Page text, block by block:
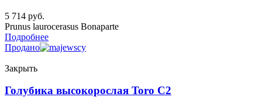
5 714 руб.
Prunus laurocerasus Bonaparte
Подробнее
Продано
Закрыть
Голубика высокорослая Toro C2